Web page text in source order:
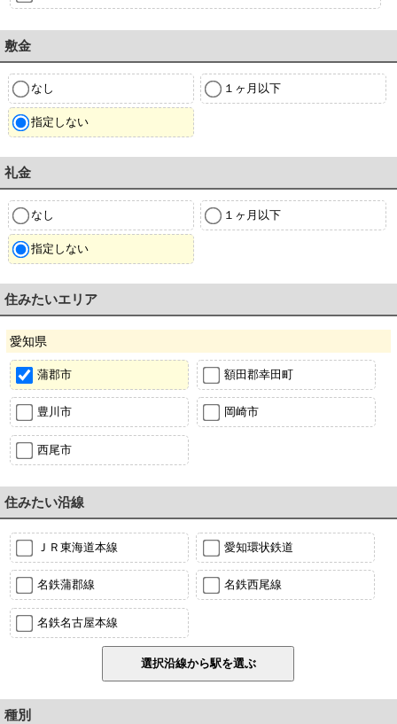
敷金
なし １ヶ月以下
指定しない
礼金
なし １ヶ月以下
指定しない
住みたいエリア
愛知県
蒲郡市 額田郡幸田町
豊川市 岡崎市
西尾市
住みたい沿線
ＪＲ東海道本線 愛知環状鉄道
名鉄蒲郡線 名鉄西尾線
名鉄名古屋本線
種別